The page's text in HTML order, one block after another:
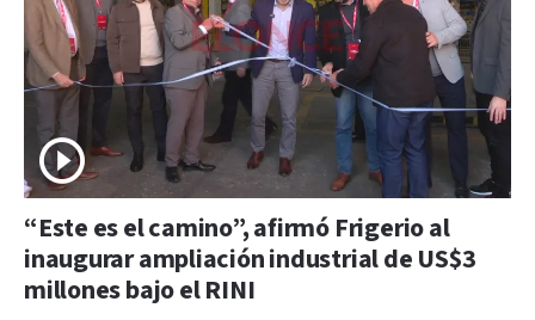
“Este es el camino”, afirmó Frigerio al
inaugurar ampliación industrial de US$3
millones bajo el RINI